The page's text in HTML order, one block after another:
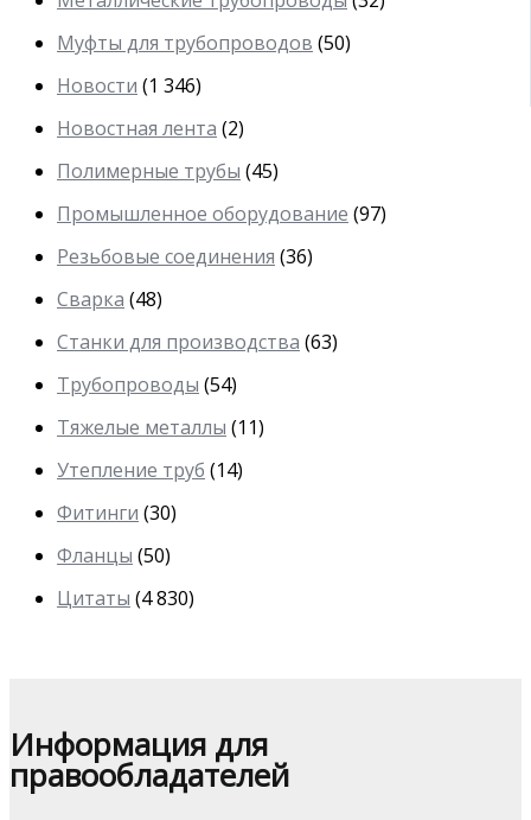
Муфты для трубопроводов (50)
Новости (1 346)
Новостная лента (2)
Полимерные трубы (45)
Промышленное оборудование (97)
Резьбовые соединения (36)
Сварка (48)
Станки для производства (63)
Трубопроводы (54)
Тяжелые металлы (11)
Утепление труб (14)
Фитинги (30)
Фланцы (50)
Цитаты (4 830)
Информация для
правообладателей